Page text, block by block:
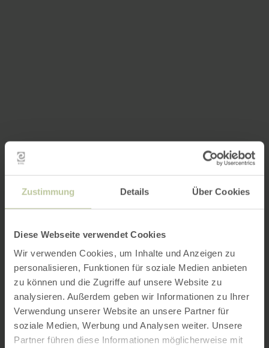
Zustimmung Details Über Cookies
Diese Webseite verwendet Cookies
Wir verwenden Cookies, um Inhalte und Anzeigen zu
personalisieren, Funktionen für soziale Medien anbieten
zu können und die Zugriffe auf unsere Website zu
analysieren. Außerdem geben wir Informationen zu Ihrer
Verwendung unserer Website an unsere Partner für
soziale Medien, Werbung und Analysen weiter. Unsere
Partner führen diese Informationen möglicherweise mit